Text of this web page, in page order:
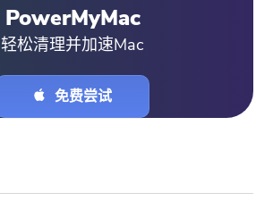
PowerMyMac
轻松清理并加速Mac
免费尝试